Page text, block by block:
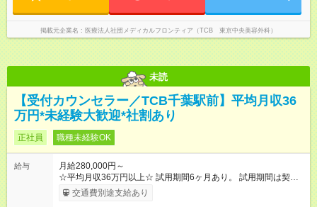
掲載元企業名 医療法人社団メディカルフロンティア（TCB 東京中央美容外科）
未読
【受付カウンセラー／TCB千葉駅前】平均月収36
万円*未経験大歓迎*社割あり
正社員 職種未経験OK
給与
月給280,000円～
☆平均月収36万円以上☆ 試用期間6ヶ月あり。 試用期間は契約
社員として、月給26万円となります。 ＜試用期間終了後＞ 月給
28万円+インセンティブ（平均8万円）+残業代等 ＝平均月収36
交通費別途支給あり